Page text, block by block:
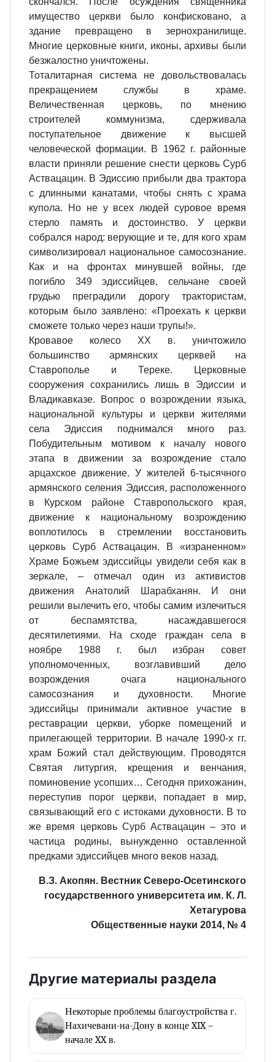
имущество церкви было конфисковано, а
здание превращено в зернохранилище.
Многие церковные книги, иконы, архивы были
безжалостно уничтожены.
Тоталитарная система не довольствовалась
прекращением службы в храме.
Величественная церковь, по мнению
строителей коммунизма, сдерживала
поступательное движение к высшей
человеческой формации. В 1962 г. районные
власти приняли решение снести церковь Сурб
Аствацацин. В Эдиссию прибыли два трактора
с длинными канатами, чтобы снять с храма
купола. Но не у всех людей суровое время
стерло память и достоинство. У церкви
собрался народ: верующие и те, для кого храм
символизировал национальное самосознание.
Как и на фронтах минувшей войны, где
погибло 349 эдиссийцев, сельчане своей
грудью преградили дорогу трактористам,
которым было заявлено: «Проехать к церкви
сможете только через наши трупы!».
Кровавое колесо ХХ в. уничтожило
большинство армянских церквей на
Ставрополье и Тереке. Церковные
сооружения сохранились лишь в Эдиссии и
Владикавказе. Вопрос о возрождении языка,
национальной культуры и церкви жителями
села Эдиссия поднимался много раз.
Побудительным мотивом к началу нового
этапа в движении за возрождение стало
арцахское движение. У жителей 6-тысячного
армянского селения Эдиссия, расположенного
в Курском районе Ставропольского края,
движение к национальному возрождению
воплотилось в стремлении восстановить
церковь Сурб Аствацацин. В «израненном»
Храме Божьем эдиссийцы увидели себя как в
зеркале, – отмечал один из активистов
движения Анатолий Шарабханян. И они
решили вылечить его, чтобы самим излечиться
от беспамятства, насаждавшегося
десятилетиями. На сходе граждан села в
ноябре 1988 г. был избран совет
уполномоченных, возглавивший дело
возрождения очага национального
самосознания и духовности. Многие
эдиссийцы принимали активное участие в
реставрации церкви, уборке помещений и
прилегающей территории. В начале 1990-х гг.
храм Божий стал действующим. Проводятся
Святая литургия, крещения и венчания,
поминовение усопших… Сегодня прихожанин,
переступив порог церкви, попадает в мир,
связывающий его с истоками духовности. В то
же время церковь Сурб Аствацацин – это и
частица родины, вынужденно оставленной
предками эдиссийцев много веков назад.
В.З. Акопян. Вестник Северо-Осетинского
государственного университета им. К. Л.
Хетагурова
Общественные науки 2014, № 4
Другие материалы раздела
Некоторые проблемы благоустройства г.
Нахичевани-на-Дону в конце XIX –
начале XX в.